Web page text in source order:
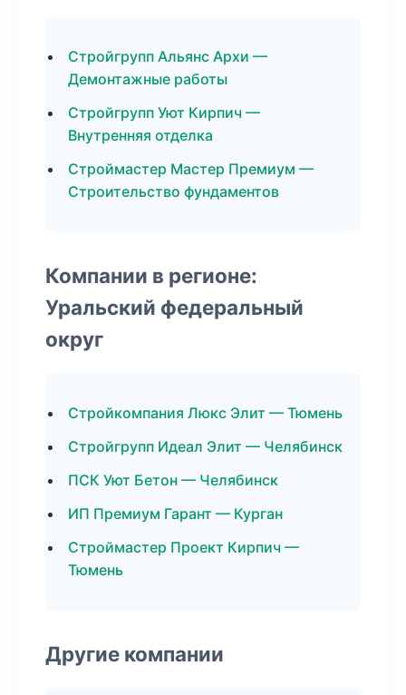
Стройгрупп Альянс Архи —
Демонтажные работы
Стройгрупп Уют Кирпич —
Внутренняя отделка
Строймастер Мастер Премиум —
Строительство фундаментов
Компании в регионе:
Уральский федеральный
округ
Стройкомпания Люкс Элит — Тюмень
Стройгрупп Идеал Элит — Челябинск
ПСК Уют Бетон — Челябинск
ИП Премиум Гарант — Курган
Строймастер Проект Кирпич —
Тюмень
Другие компании